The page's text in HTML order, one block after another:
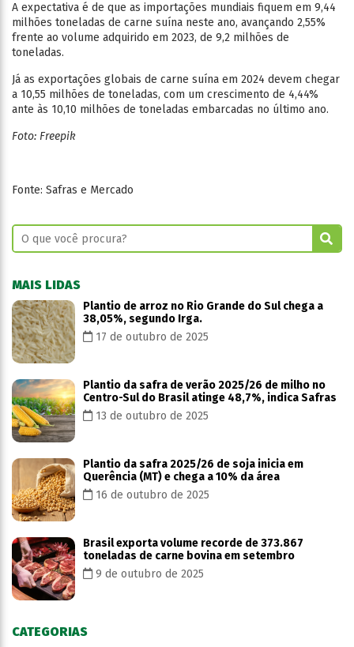
A expectativa é de que as importações mundiais fiquem em 9,44
milhões toneladas de carne suína neste ano, avançando 2,55%
frente ao volume adquirido em 2023, de 9,2 milhões de
toneladas.
Já as exportações globais de carne suína em 2024 devem chegar
a 10,55 milhões de toneladas, com um crescimento de 4,44%
ante às 10,10 milhões de toneladas embarcadas no último ano.
Foto: Freepik
Fonte: Safras e Mercado
MAIS LIDAS
Plantio de arroz no Rio Grande do Sul chega a
38,05%, segundo Irga.
17 de outubro de 2025
Plantio da safra de verão 2025/26 de milho no
Centro-Sul do Brasil atinge 48,7%, indica Safras
13 de outubro de 2025
Plantio da safra 2025/26 de soja inicia em
Querência (MT) e chega a 10% da área
16 de outubro de 2025
Brasil exporta volume recorde de 373.867
toneladas de carne bovina em setembro
9 de outubro de 2025
CATEGORIAS